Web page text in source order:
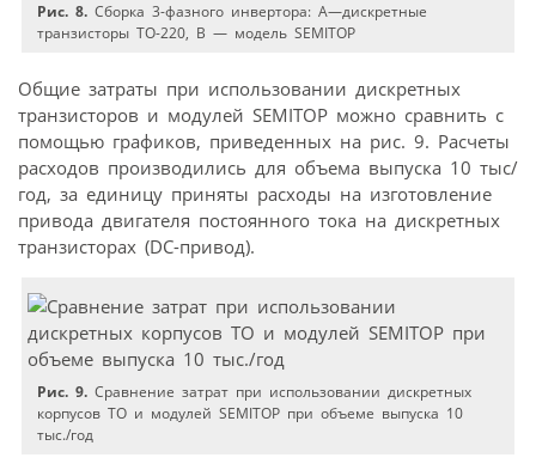
Рис. 8. Сборка 3-фазного инвертора: A—дискретные
транзисторы ТО-220, В — модель SEMITOP
Общие затраты при использовании дискретных
транзисторов и модулей SEMITOP можно сравнить с
помощью графиков, приведенных на рис. 9. Расчеты
расходов производились для объема выпуска 10 тыс/
год, за единицу приняты расходы на изготовление
привода двигателя постоянного тока на дискретных
транзисторах (DC-привод).
Рис. 9. Сравнение затрат при использовании дискретных
корпусов ТО и модулей SEMITOP при объеме выпуска 10
тыс./год